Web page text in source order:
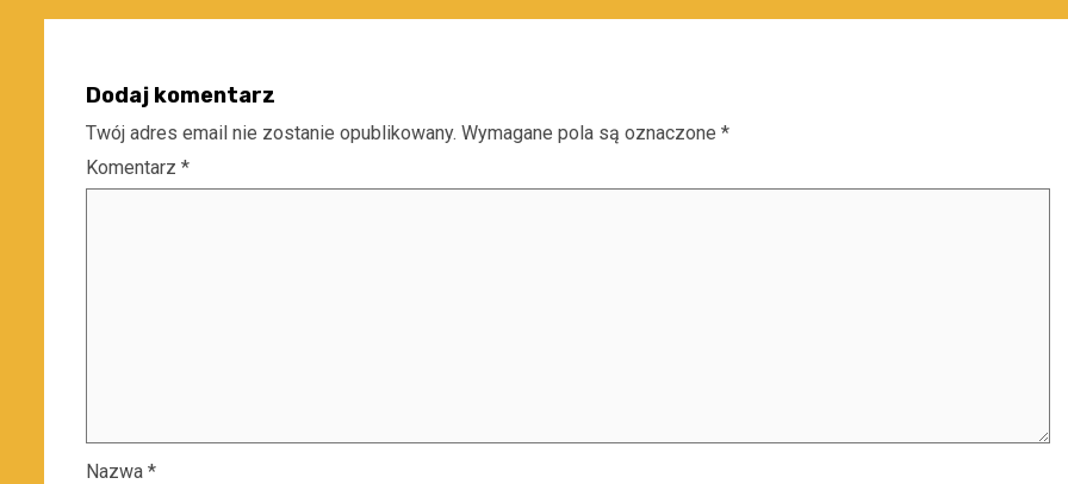
Dodaj komentarz
Twój adres email nie zostanie opublikowany. Wymagane pola są oznaczone *
Komentarz *
Nazwa *